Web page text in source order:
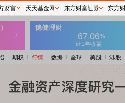
期权 行情 数据 全球 美股 港股
财富 天天基金网 东方财富证券 东方